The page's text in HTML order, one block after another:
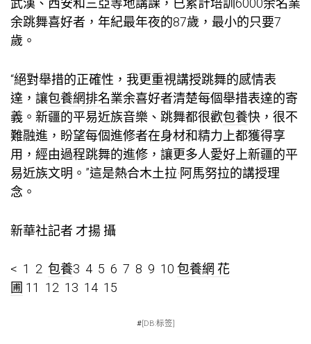
武漢、西安和三亞等地講課，已累計培訓6000余名業
余跳舞喜好者，年紀最年夜的87歲，最小的只要7
歲。
“絕對舉措的正確性，我更重視講授跳舞的感情表
達，讓包養網排名業余喜好者清楚每個舉措表達的寄
義。新疆的平易近族音樂、跳舞都很歡包養快，很不
難融進，盼望每個進修者在身材和精力上都獲得享
用，經由過程跳舞的進修，讓更多人愛好上新疆的平
易近族文明。”這是熱合木土拉·阿馬努拉的講授理
念。
新華社記者 才揚 攝
< 1 2 包養3 4 5 6 7 8 9 10 包養網 花
圃 11 12 13 14 15
#[DB:标签]